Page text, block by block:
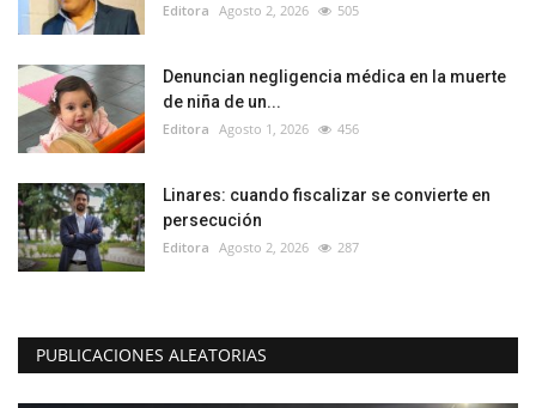
Editora Agosto 2, 2026 505
Denuncian negligencia médica en la muerte
de niña de un...
Editora Agosto 1, 2026 456
Linares: cuando fiscalizar se convierte en
persecución
Editora Agosto 2, 2026 287
PUBLICACIONES ALEATORIAS